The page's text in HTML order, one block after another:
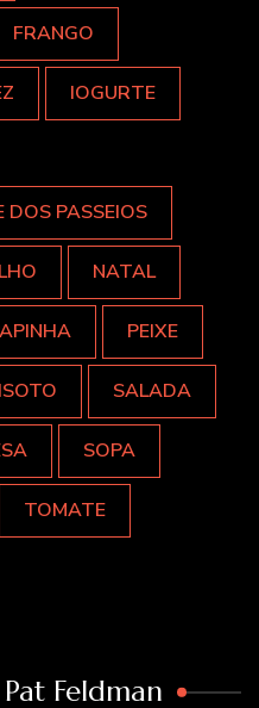
FRANGO
IOGURTE
DOS PASSEIOS
NATAL
PEIXE
SALADA
SOPA
TOMATE
Feldman